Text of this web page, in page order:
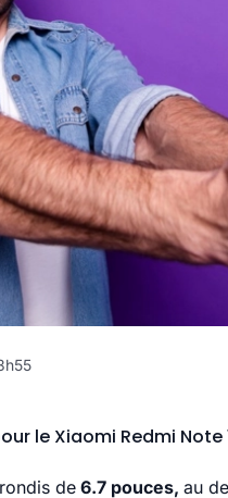
le Xiaomi Redmi Note
de 6.7 pouces, au